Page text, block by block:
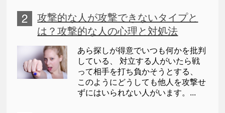
攻撃的な人が攻撃できないタイプと
は？攻撃的な人の心理と対処法
あら探しが得意でいつも何かを批判
している、 対立する人がいたら戦
って相手を打ち負かそうとする、
このようにどうしても他人を攻撃せ
ずにはいられない人がいます。...